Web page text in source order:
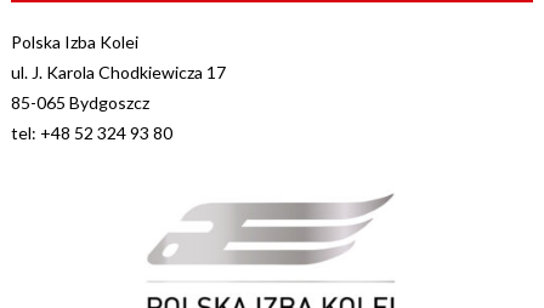
Polska Izba Kolei
ul. J. Karola Chodkiewicza 17
85-065 Bydgoszcz
tel: +48 52 324 93 80